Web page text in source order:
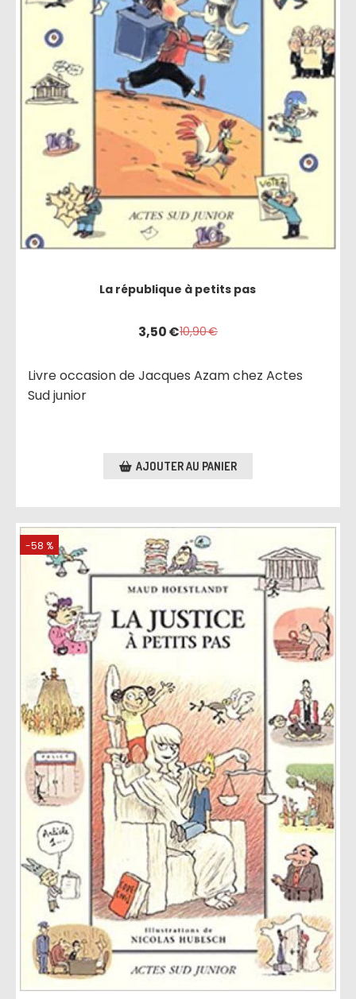
La république à petits pas
3,50€10,90€
Livre occasion de Jacques Azam chez Actes
Sud junior
AJOUTER AU PANIER
-58 %